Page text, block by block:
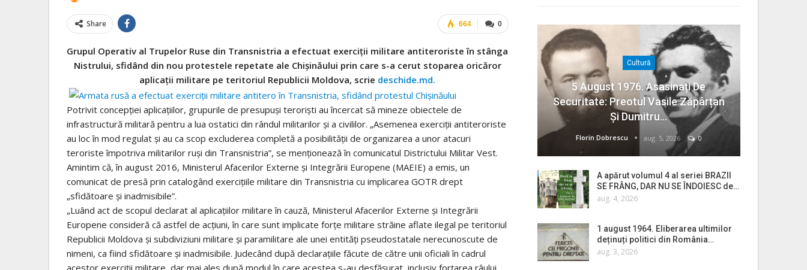
0
664
Share
Grupul Operativ al Trupelor Ruse din Transnistria a efectuat exerciții militare antiteroriste în stânga
Nistrului, sfidând din nou protestele repetate ale Chișinăului prin care s-a cerut stoparea oricăror
aplicații militare pe teritoriul Republicii Moldova, scrie deschide.md.
Potrivit concepției aplicațiilor, grupurile de presupuși teroriști au încercat să mineze obiectele de
infrastructură militară pentru a lua ostatici din rândul militarilor și a civililor. „Asemenea exerciții antiteroriste
au loc în mod regulat și au ca scop excluderea completă a posibilității de organizarea a unor atacuri
teroriste împotriva militarilor ruși din Transnistria”, se menționează în comunicatul Districtului Militar Vest.
Amintim că, în august 2016, Ministerul Afacerilor Externe și Integrării Europene (MAEIE) a emis, un
comunicat de presă prin catalogând exercițiile militare din Transnistria cu implicarea GOTR drept
„sfidătoare și inadmisibile”.
„Luând act de scopul declarat al aplicațiilor militare în cauză, Ministerul Afacerilor Externe și Integrării
Europene consideră că astfel de acțiuni, în care sunt implicate forțe militare străine aflate ilegal pe teritoriul
Republicii Moldova și subdiviziuni militare și paramilitare ale unei entități pseudostatale nerecunoscute de
nimeni, ca fiind sfidătoare și inadmisibile. Judecând după declarațiile făcute de către unii oficiali în cadrul
acestor exerciții militare, dar mai ales după modul în care acestea s-au desfășurat, inclusiv forțarea râului
Cultură
5 August 1976. Asasinați De
Securitate: Preotul Vasile Zăpârțan
Și Dumitru…
Florin Dobrescu aug. 5, 2026 0
A apărut volumul 4 al seriei BRAZII
SE FRÂNG, DAR NU SE ÎNDOIESC de…
aug. 4, 2026
1 august 1964. Eliberarea ultimilor
deținuți politici din România…
aug. 3, 2026